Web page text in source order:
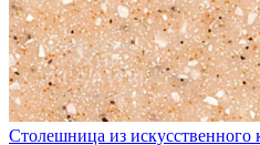
Столешница из искусственного